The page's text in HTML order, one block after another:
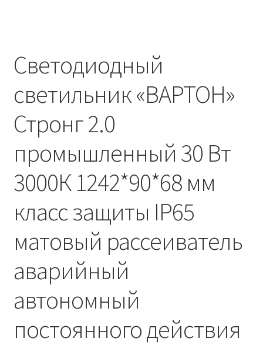
Обозначения стандартных установочных мест
кронштейнов «Opora Engineering»
Отправить заявку
Оформление заказа
Политика конфиденциальности
Таблица выбора вводного щитка
Светодиодный
светильник «ВАРТОН»
Стронг 2.0
промышленный 30 Вт
3000К 1242*90*68 мм
класс защиты IP65
матовый рассеиватель
аварийный
автономный
постоянного действия